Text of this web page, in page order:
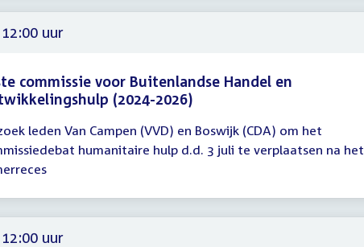
uur
commissie voor Buitenlandse Handel en
(2024-2026)
leden Van Campen (VVD) en Boswijk (CDA) om het
humanitaire hulp d.d. 3 juli te verplaatsen na het
uur